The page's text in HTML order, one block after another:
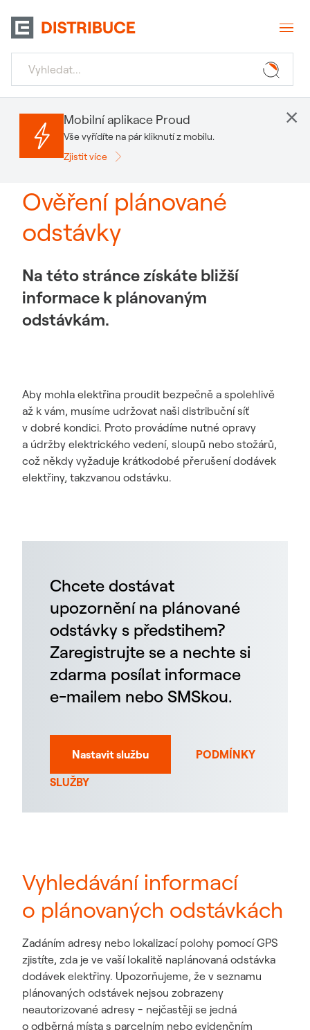
Ověření plánované
odstávky
Na této stránce získáte bližší
informace k plánovaným
odstávkám.
Aby mohla elektřina proudit bezpečně a spolehlivě
až k vám, musíme udržovat naši distribuční síť
v dobré kondici. Proto provádíme nutné opravy
a údržby elektrického vedení, sloupů nebo stožárů,
což někdy vyžaduje krátkodobé přerušení dodávek
elektřiny, takzvanou odstávku.
Mobilní aplikace Proud
Vše vyřídíte na pár kliknutí z mobilu.
Zjistit více
×
Chcete dostávat
upozornění na plánované
odstávky s předstihem?
Zaregistrujte se a nechte si
zdarma posílat informace
e-mailem nebo SMSkou.
Nastavit službu
PODMÍNKY
SLUŽBY
Vyhledávání informací
o plánovaných odstávkách
Zadáním adresy nebo lokalizací polohy pomocí GPS
zjistíte, zda je ve vaší lokalitě naplánovaná odstávka
dodávek elektřiny. Upozorňujeme, že v seznamu
plánovaných odstávek nejsou zobrazeny
neautorizované adresy - nejčastěji se jedná
o odběrná místa s parcelním nebo evidenčním